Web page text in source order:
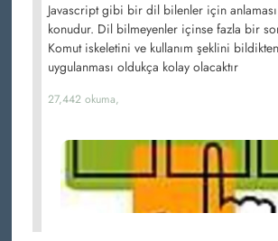
Javascript gibi bir dil bilenler için
konudur. Dil bilmeyenler içinse fazla bir
Komut iskeletini ve kullanım şeklini
uygulanması oldukça kolay olacaktır
27,442 okuma,